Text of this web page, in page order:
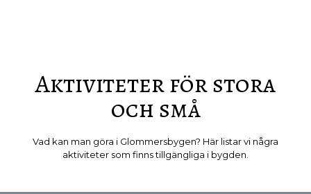
Aktiviteter för stora
och små
Vad kan man göra i Glommersbygen? Här listar vi några
aktiviteter som finns tillgängliga i bygden.